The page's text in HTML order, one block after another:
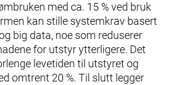
med ca. 15 % ved bruk
kan stille systemkrav basert
big data, noe som reduserer
for utstyr ytterligere. Det
levetiden til utstyret og
omtrent 20 %. Til slutt legger